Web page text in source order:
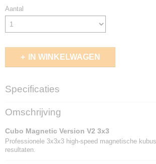
Aantal
IN WINKELWAGEN
Specificaties
EAN code
6970774552651
Omschrijving
Cubo Magnetic Version V2 3x3
Professionele 3x3x3 high-speed magnetische
resultaten.